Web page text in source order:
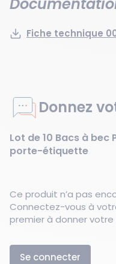
Fiche technique
Donnez
Lot de 10 Bacs à bec
porte-étiquette
Ce produit n’a pas
Connectez-vous à
premier à donner votre
Se connecter